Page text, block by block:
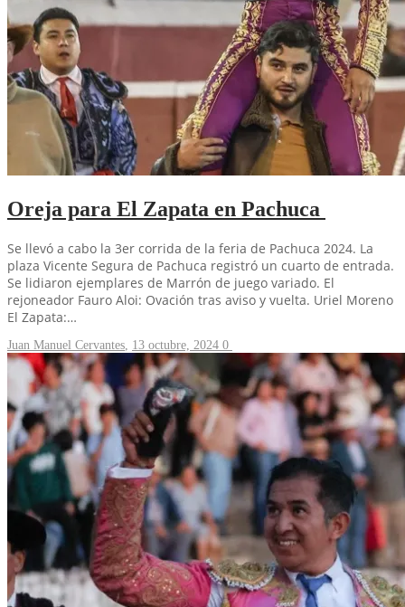
Oreja para El Zapata en Pachuca
Se llevó a cabo la 3er corrida de la feria de Pachuca 2024. La
plaza Vicente Segura de Pachuca registró un cuarto de entrada.
Se lidiaron ejemplares de Marrón de juego variado. El
rejoneador Fauro Aloi: Ovación tras aviso y vuelta. Uriel Moreno
El Zapata:…
Juan Manuel Cervantes 13 octubre, 2024 0